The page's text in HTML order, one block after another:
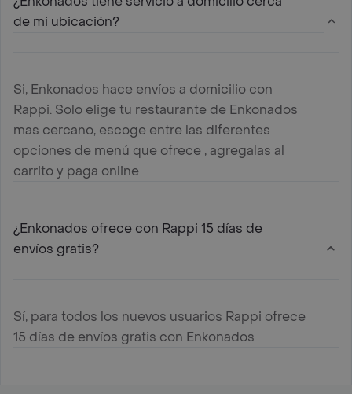
de mi ubicación?
Si, Enkonados hace envíos a domicilio con
Rappi. Solo elige tu restaurante de Enkonados
mas cercano, escoge entre las diferentes
opciones de menú que ofrece , agregalas al
carrito y paga online
¿Enkonados ofrece con Rappi 15 días de
envíos gratis?
Sí, para todos los nuevos usuarios Rappi ofrece
15 días de envíos gratis con Enkonados